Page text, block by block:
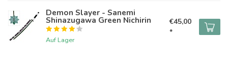
Demon Slayer - Sanemi
Shinazugawa Green Nichirin
Auf Lager
€45,00
*